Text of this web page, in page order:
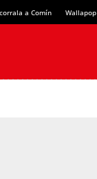
a Comín Wallapop